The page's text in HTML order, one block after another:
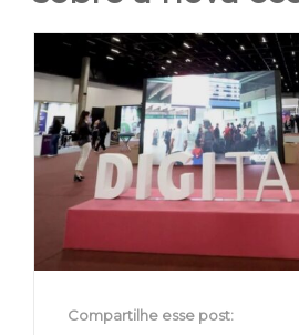
View
Larger
Image
Compartilhe esse post: